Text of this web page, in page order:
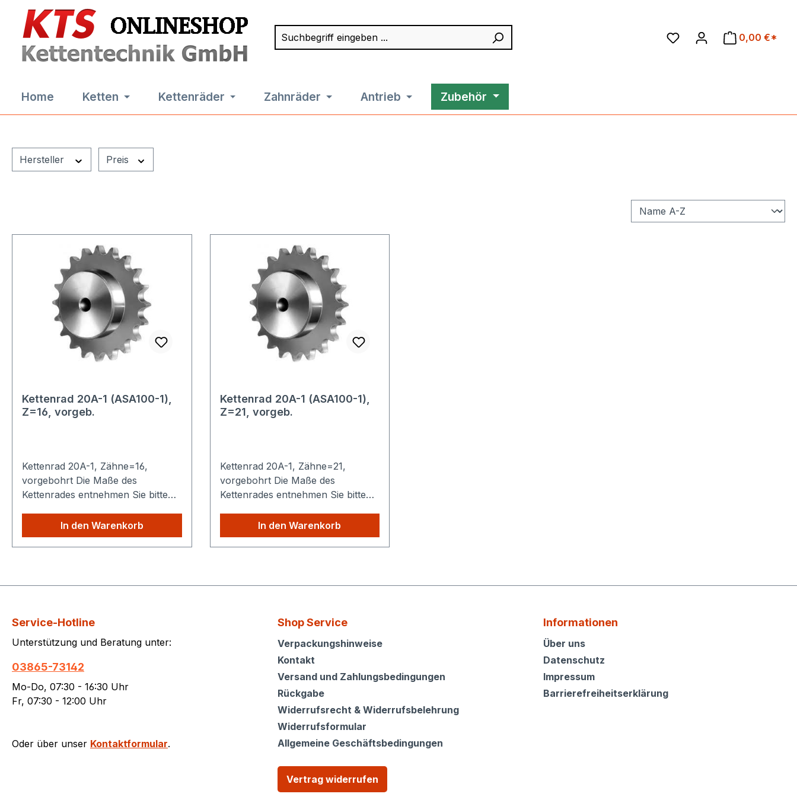
Hauptinhalt springen
Zur Suche springen
Zur Hauptnavigation springen
Suchbegriff eingeben ...
0,00 €*
Home Ketten Kettenräder Zahnräder Antrieb Zubehör
Hersteller Preis
Kettenrad 20A-1 (ASA100-1),
Z=16, vorgeb.
Kettenrad 20A-1, Zähne=16,
vorgebohrt Die Maße des
Kettenrades entnehmen Sie bitte
Sie Versandkosten: Egal wie viele
Produkte Sie aus unserem Shop
In den Warenkorb
Kettenrad 20A-1 (ASA100-1),
Z=21, vorgeb.
Kettenrad 20A-1, Zähne=21,
vorgebohrt Die Maße des
Kettenrades entnehmen Sie bitte
Sie Versandkosten: Egal wie viele
Produkte Sie aus unserem Shop
In den Warenkorb
Service-Hotline
Unterstützung und Beratung unter:
03865-73142
Mo-Do, 07:30 - 16:30 Uhr
Fr, 07:30 - 12:00 Uhr
Oder über unser Kontaktformular.
Shop Service
Shop Service
Verpackungshinweise
Kontakt
Versand und Zahlungsbedingungen
Rückgabe
Widerrufsrecht & Widerrufsbelehrung
Widerrufsformular
Allgemeine Geschäftsbedingungen
Vertrag widerrufen
Informationen
Informationen
Über uns
Datenschutz
Impressum
Barrierefreiheitserklärung